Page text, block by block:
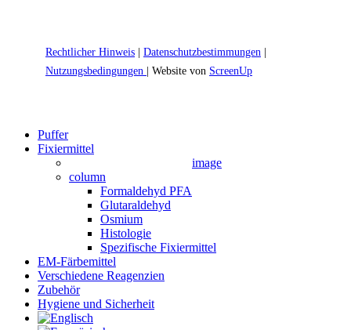
Rechtlicher Hinweis | Datenschutzbestimmungen |
Nutzungsbedingungen | Website von ScreenUp
Close
Menu
Puffer
Fixiermittel
image
column
Formaldehyd PFA
Glutaraldehyd
Osmium
Histologie
Spezifische Fixiermittel
EM-Färbemittel
Verschiedene Reagenzien
Zubehör
Hygiene und Sicherheit